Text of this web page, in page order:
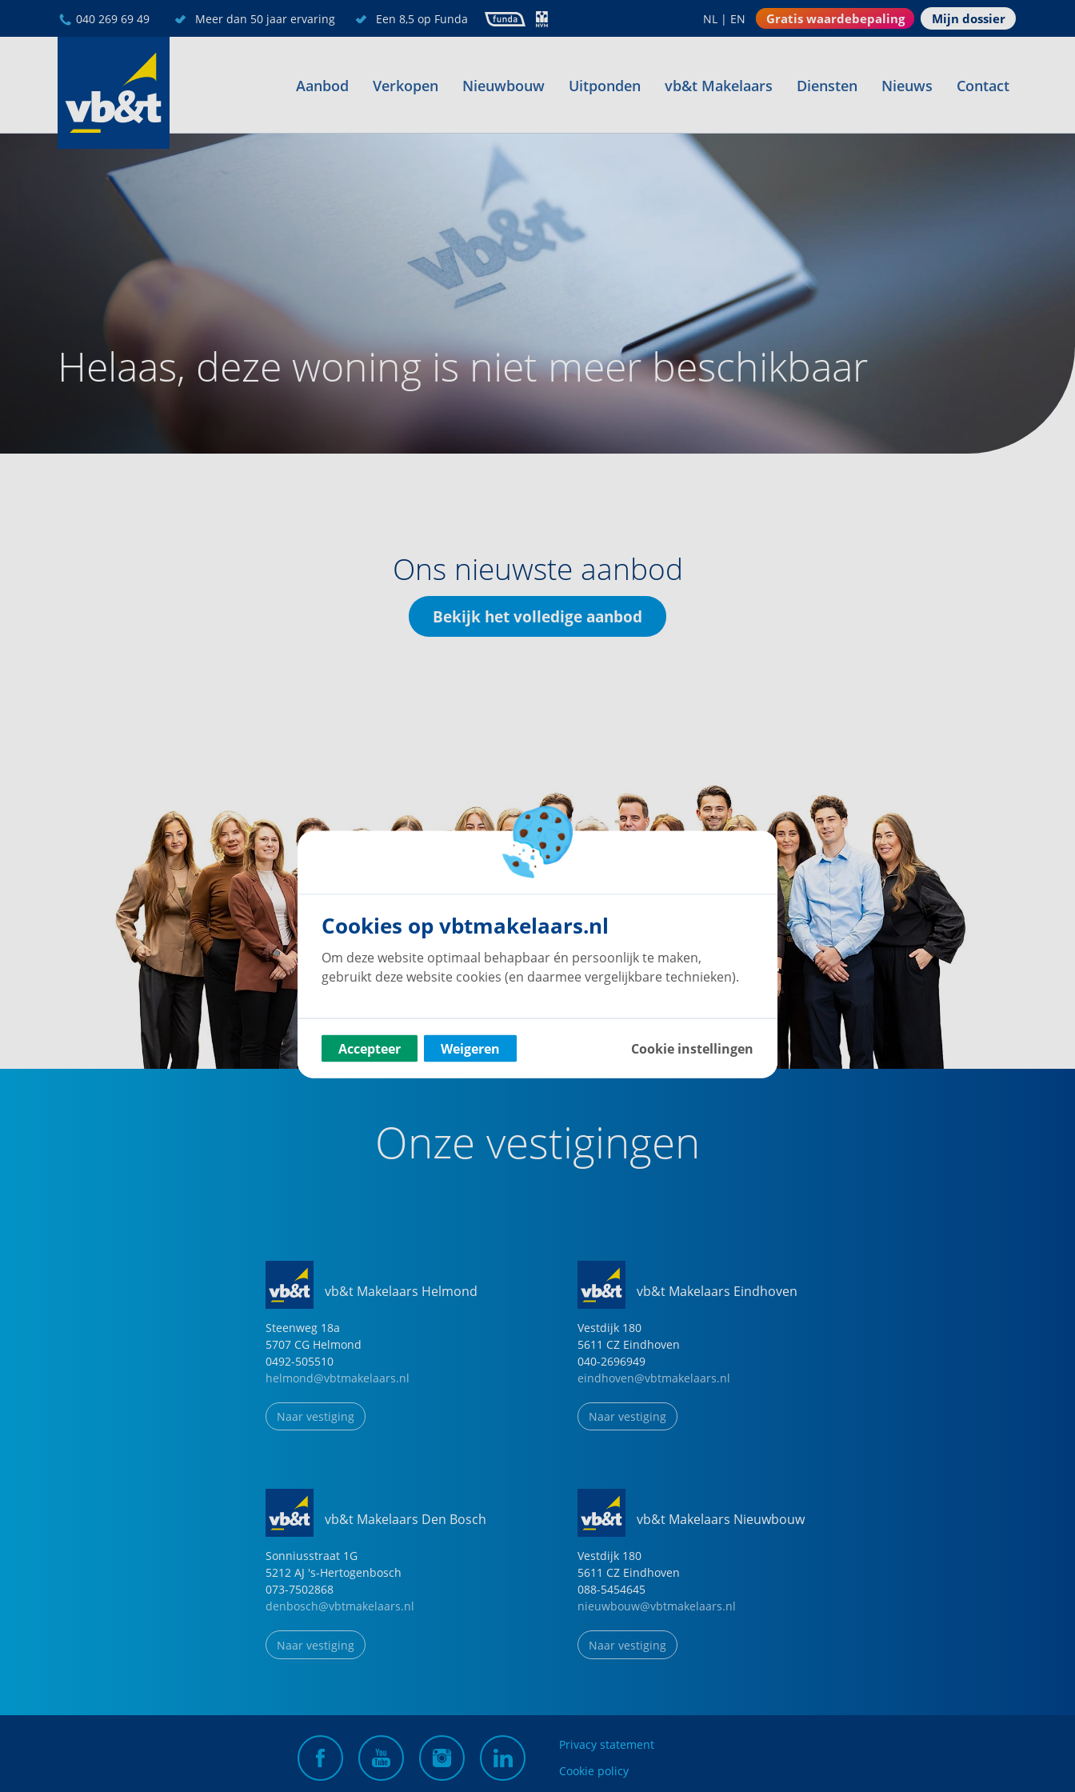
040 269 69 49 Meer dan 50 jaar ervaring Een 8,5 op Funda NL | EN Gratis waardebepaling Mijn dossier
Aanbod Verkopen Nieuwbouw Uitponden vb&t Makelaars Diensten Nieuws Contact
Helaas, deze woning is niet meer beschikbaar
Ons nieuwste aanbod
Bekijk het volledige aanbod
Onze vestigingen
vb&t Makelaars Helmond
Steenweg 18a
5707 CG Helmond
0492-505510
helmond@vbtmakelaars.nl
Naar vestiging
vb&t Makelaars Eindhoven
Vestdijk 180
5611 CZ Eindhoven
040-2696949
eindhoven@vbtmakelaars.nl
Naar vestiging
vb&t Makelaars Den Bosch
Sonniusstraat 1G
5212 AJ 's-Hertogenbosch
073-7502868
denbosch@vbtmakelaars.nl
Naar vestiging
vb&t Makelaars Nieuwbouw
Vestdijk 180
5611 CZ Eindhoven
088-5454645
nieuwbouw@vbtmakelaars.nl
Naar vestiging
Privacy statement
Cookie policy
Cookies op vbtmakelaars.nl
Om deze website optimaal behapbaar én persoonlijk te maken,
gebruikt deze website cookies (en daarmee vergelijkbare technieken).
Accepteer Weigeren Cookie instellingen